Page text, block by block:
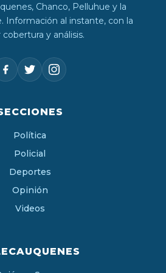
Chanco, Pelluhue y la
Información al instante, con la
y análisis.
Política
Policial
Deportes
Opinión
Videos